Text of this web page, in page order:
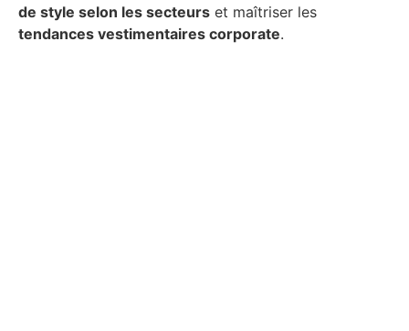
de style selon les secteurs et maîtriser les
tendances vestimentaires corporate.